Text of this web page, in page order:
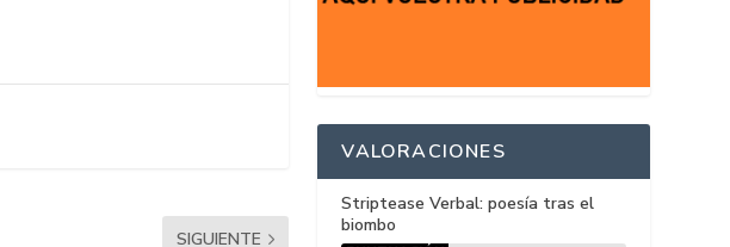
SIGUIENTE
VALORACIONES
Striptease Verbal: poesía tras el
biombo